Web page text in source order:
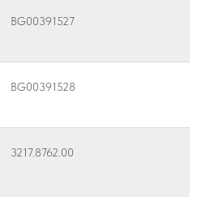
BG00391527
BG00391528
3217.8762.00